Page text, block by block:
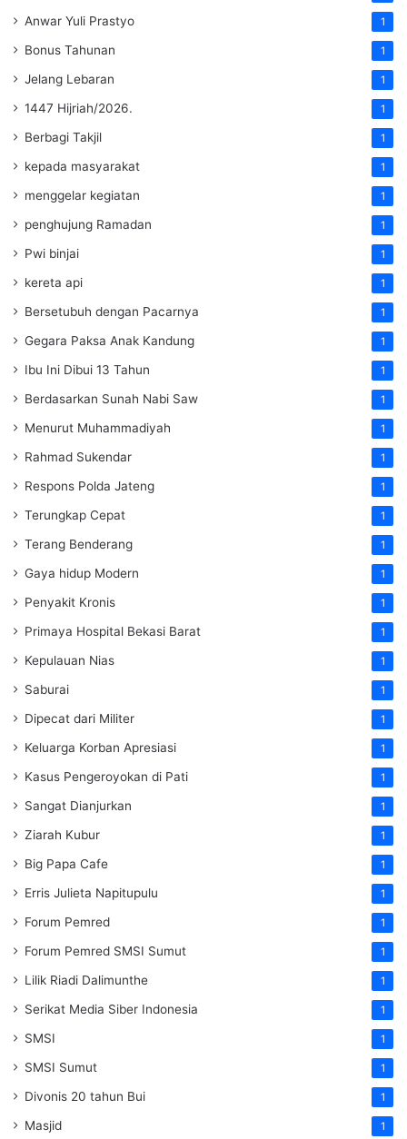
Anwar Yuli Prastyo 1
Bonus Tahunan 1
Jelang Lebaran 1
1447 Hijriah/2026. 1
Berbagi Takjil 1
kepada masyarakat 1
menggelar kegiatan 1
penghujung Ramadan 1
Pwi binjai 1
kereta api 1
Bersetubuh dengan Pacarnya 1
Gegara Paksa Anak Kandung 1
Ibu Ini Dibui 13 Tahun 1
Berdasarkan Sunah Nabi Saw 1
Menurut Muhammadiyah 1
Rahmad Sukendar 1
Respons Polda Jateng 1
Terungkap Cepat 1
Terang Benderang 1
Gaya hidup Modern 1
Penyakit Kronis 1
Primaya Hospital Bekasi Barat 1
Kepulauan Nias 1
Saburai 1
Dipecat dari Militer 1
Keluarga Korban Apresiasi 1
Kasus Pengeroyokan di Pati 1
Sangat Dianjurkan 1
Ziarah Kubur 1
Big Papa Cafe 1
Erris Julieta Napitupulu 1
Forum Pemred 1
Forum Pemred SMSI Sumut 1
Lilik Riadi Dalimunthe 1
Serikat Media Siber Indonesia 1
SMSI 1
SMSI Sumut 1
Divonis 20 tahun Bui 1
Masjid 1